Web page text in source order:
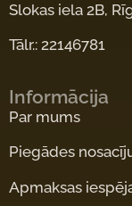
Slokas iela 2B,
Tālr.: 22146781
Informācija
Par mums
Piegādes
Apmaksas